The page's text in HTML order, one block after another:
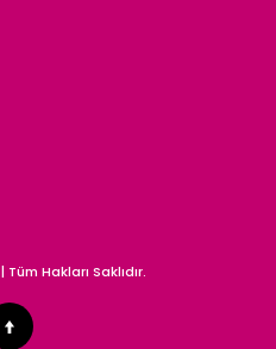
| Tüm Hakları Saklıdır.